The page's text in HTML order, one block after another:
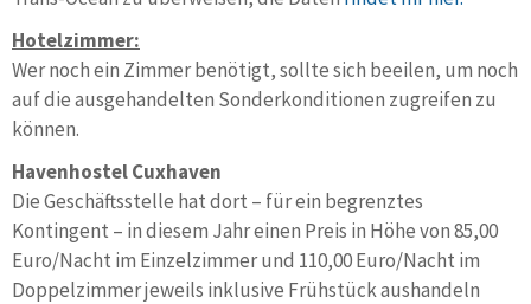
Hotelzimmer:
Wer noch ein Zimmer benötigt, sollte sich beeilen, um noch
auf die ausgehandelten Sonderkonditionen zugreifen zu
können.
Havenhostel Cuxhaven
Die Geschäftsstelle hat dort – für ein begrenztes
Kontingent – in diesem Jahr einen Preis in Höhe von 85,00
Euro/Nacht im Einzelzimmer und 110,00 Euro/Nacht im
Doppelzimmer jeweils inklusive Frühstück aushandeln